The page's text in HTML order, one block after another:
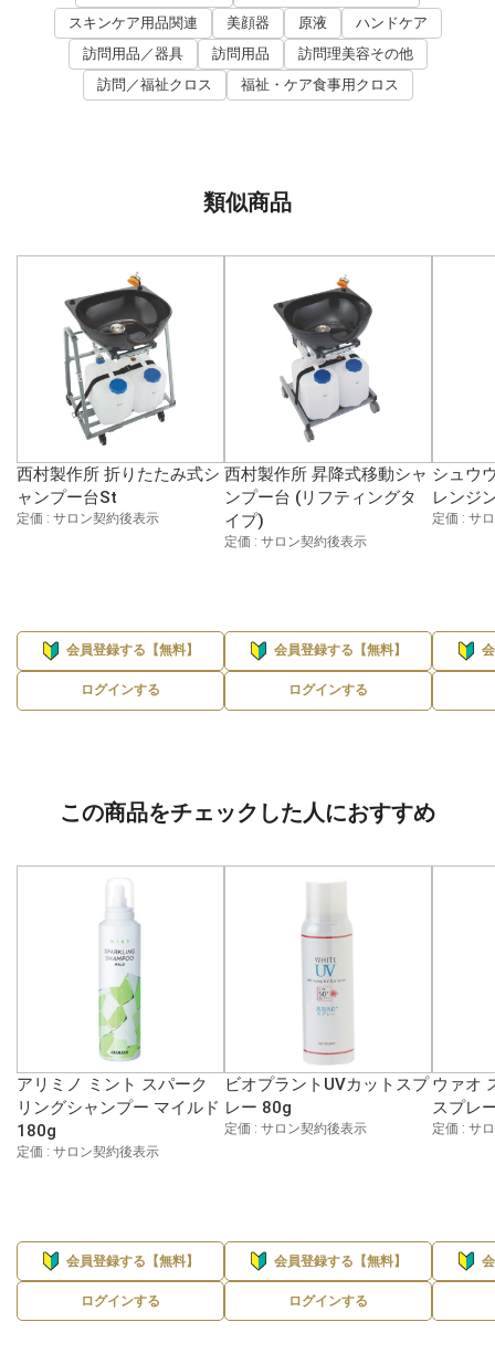
スキンケア用品関連
美顔器 原液
ハンドケア
訪問用品／器具
訪問用品
訪問理美容その他
訪問／福祉クロス
福祉・ケア食事用クロス
類似商品
西村製作所 折りたたみ式シ
ャンプー台St
定価 : サロン契約後表示
会員登録する【無料】
ログインする
西村製作所 昇降式移動シャ
ンプー台 (リフティングタ
イプ)
定価 : サロン契約後表示
会員登録する【無料】
ログインする
シュウ
レンジ
定価 : サ
この商品をチェックした人におすすめ
アリミノ ミント スパーク
リングシャンプー マイルド
180g
定価 : サロン契約後表示
会員登録する【無料】
ログインする
ビオプラントUVカットスプ
レー 80g
定価 : サロン契約後表示
会員登録する【無料】
ログインする
ウァオ
スプレ
定価 : サ